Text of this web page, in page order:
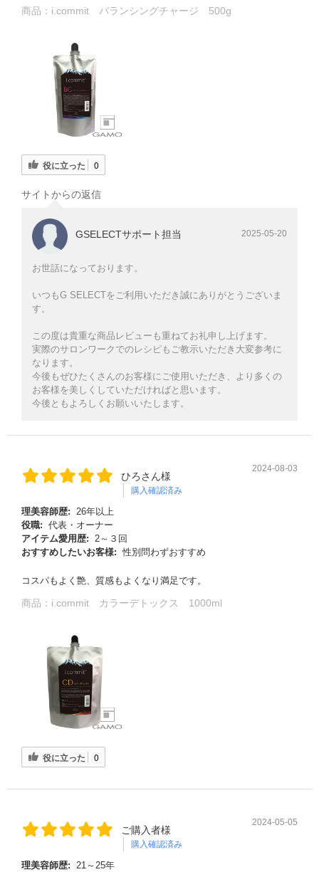
商品： i.commit バランシングチャージ 500g
役に立った 0
サイトからの返信
GSELECTサポート担当 2025-05-20
お世話になっております。
いつもG SELECTをご利用いただき誠にありがとうございま
す。
この度は貴重な商品レビューも重ねてお礼申し上げます。
実際のサロンワークでのレシピもご教示いただき大変参考に
なります。
今後もぜひたくさんのお客様にご使用いただき、より多くの
お客様を美しくしていただければと思います。
今後ともよろしくお願いいたします。
ひろさん様
購入確認済み
2024-08-03
理美容師歴:
26年以上
役職: 代表・オーナー
アイテム愛用歴:
2～３回
おすすめしたいお客様: 性別問わずおすすめ
コスパもよく艶、質感もよくなり満足です。
商品： i.commit カラーデトックス 1000ml
役に立った 0
ご購入者様
購入確認済み
2024-05-05
理美容師歴: 21～25年